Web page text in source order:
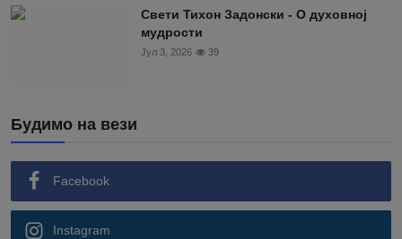
Свети Тихон Задонски - О духовној
мудрости
Јул 3, 2026 39
Будимо на вези
Facebook
Instagram